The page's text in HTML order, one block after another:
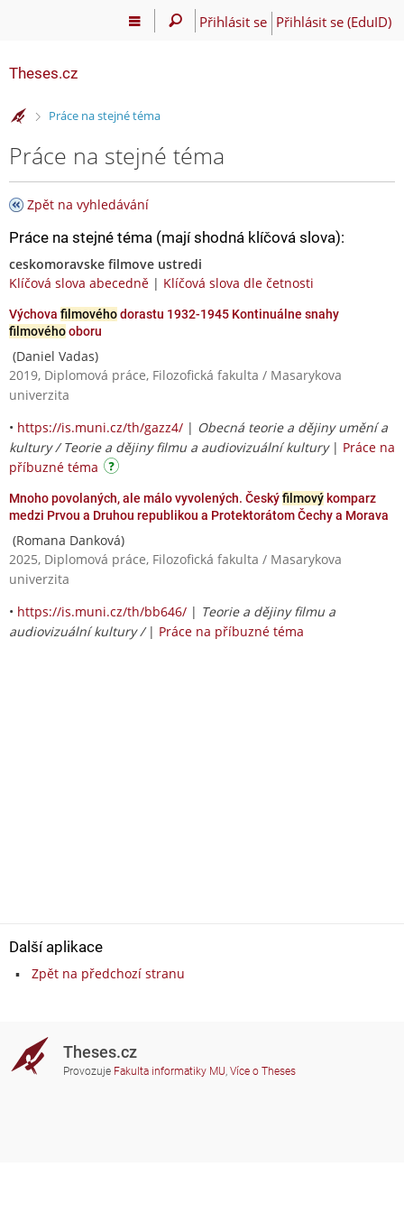
Přihlásit se Přihlásit se (EduID)
Theses.cz
>Práce na stejné téma
Práce na stejné téma
Zpět na vyhledávání
Práce na stejné téma (mají shodná klíčová slova):
ceskomoravske filmove ustredi
Klíčová slova abecedně | Klíčová slova dle četnosti
Výchova filmovéhodorastu 1932-1945 Kontinuálne snahy
filmovéhooboru
(Daniel Vadas)
2019, Diplomová práce, Filozofická fakulta / Masarykova
univerzita
• https://is.muni.cz/th/gazz4/ | Obecná teorie a dějiny umění a
kultury / Teorie a dějiny filmu a audiovizuální kultury| Práce na
příbuzné téma
Mnoho povolaných, ale málo vyvolených. Českýfilmovýkomparz
medzi Prvou a Druhou republikou a Protektorátom Čechy a Morava
(Romana Danková)
2025, Diplomová práce, Filozofická fakulta / Masarykova
univerzita
• https://is.muni.cz/th/bb646/ | Teorie a dějiny filmu a
audiovizuální kultury / | Práce na příbuzné téma
Další aplikace
Zpět na předchozí stranu
Theses.cz
Provozuje Fakulta informatiky MU, Více o Theses